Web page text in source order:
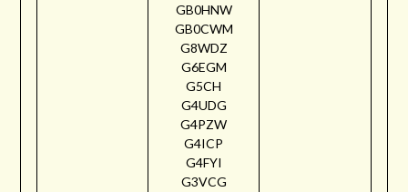
GB0HNW
GB0CWM
G8WDZ
G6EGM
G5CH
G4UDG
G4PZW
G4ICP
G4FYI
G3VCG